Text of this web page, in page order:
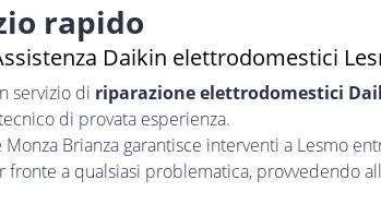
rapido
Daikin elettrodomestici
servizio di riparazione elettrodomestici
di provata esperienza.
Brianza garantisce interventi a Lesmo
fronte a qualsiasi problematica, provvedendo